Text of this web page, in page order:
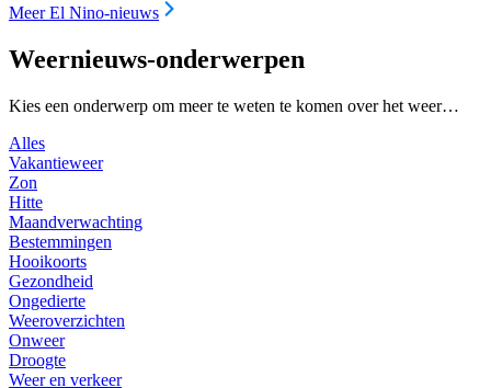
Meer El Nino-nieuws
Weernieuws-onderwerpen
Kies een onderwerp om meer te weten te komen over het weer…
Alles
Vakantieweer
Zon
Hitte
Maandverwachting
Bestemmingen
Hooikoorts
Gezondheid
Ongedierte
Weeroverzichten
Onweer
Droogte
Weer en verkeer